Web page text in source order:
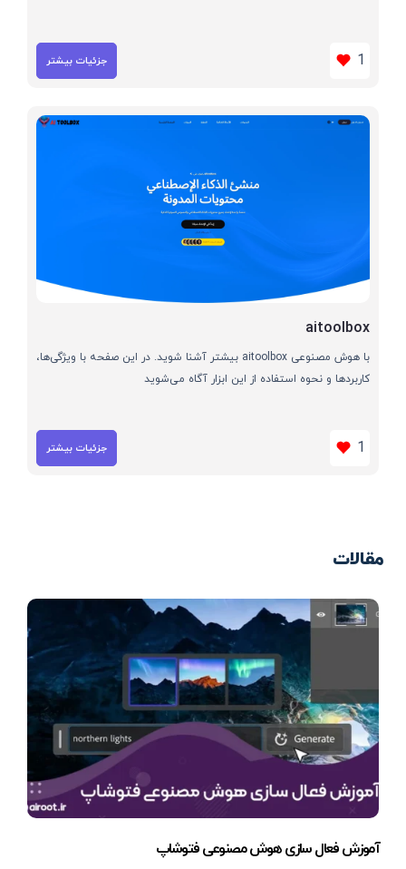
1 جزئیات بیشتر
aitoolbox
با هوش مصنوعی aitoolbox بیشتر آشنا شوید. در این صفحه با ویژگی‌ها،
کاربردها و نحوه استفاده از این ابزار آگاه می‌شوید
1 جزئیات بیشتر
مقالات
آموزش فعال سازی هوش مصنوعی فتوشاپ